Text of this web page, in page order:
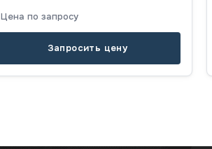
Цена по запросу
Запросить цену